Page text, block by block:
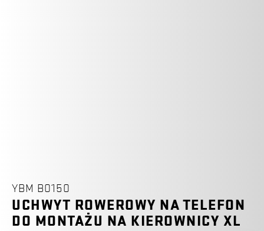
YBM B0150
UCHWYT ROWEROWY NA TELEFON
DO MONTAŻU NA KIEROWNICY XL